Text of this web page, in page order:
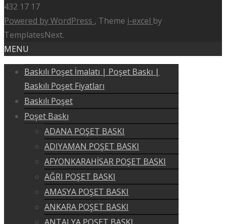
432 17 17
Powered by WordPress , Theme i-excel by
TemplatesNext.
MENU
Baskılı Poşet İmalatı | Poşet Baskı |
Baskılı Poşet Fiyatları
Baskılı Poşet
Poşet Baskı
ADANA POŞET BASKI
ADIYAMAN POŞET BASKI
AFYONKARAHİSAR POŞET BASKI
AĞRI POŞET BASKI
AMASYA POŞET BASKI
ANKARA POŞET BASKI